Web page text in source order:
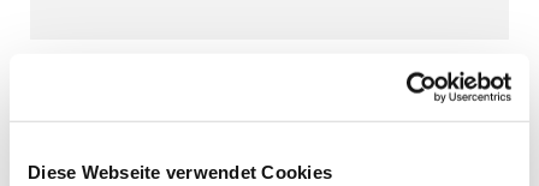
Diese Webseite verwendet Cookies